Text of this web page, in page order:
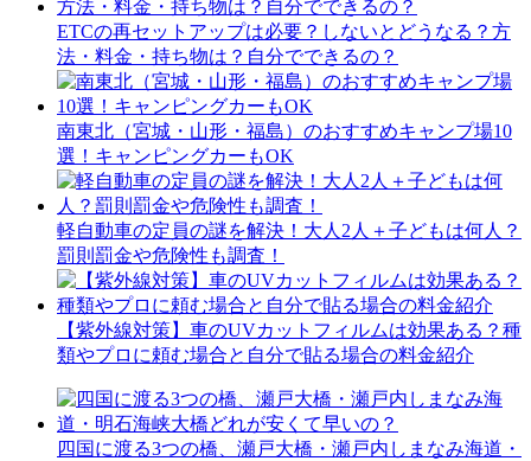
ETCの再セットアップは必要？しないとどうなる？方
法・料金・持ち物は？自分でできるの？
南東北（宮城・山形・福島）のおすすめキャンプ場10
選！キャンピングカーもOK
軽自動車の定員の謎を解決！大人2人＋子どもは何人？
罰則罰金や危険性も調査！
【紫外線対策】車のUVカットフィルムは効果ある？種
類やプロに頼む場合と自分で貼る場合の料金紹介
四国に渡る3つの橋、瀬戸大橋・瀬戸内しまなみ海道・